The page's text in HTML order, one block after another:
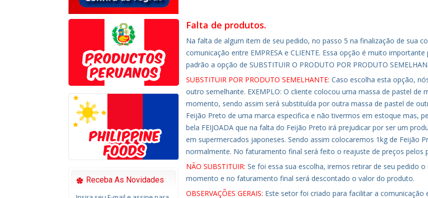
Receba As Novidades
Falta de produtos.
Na falta de algum item de seu pedido, no passo 5 na finalização de sua
comunicação entre EMPRESA e CLIENTE. Essa opção é muito
padrão a opção de SUBSTITUIR O PRODUTO POR PRODUTO
SUBSTITUIR POR PRODUTO SEMELHANTE: Caso escolha esta opção,
outro semelhante. EXEMPLO: O cliente colocou uma massa de pastel
momento, sendo assim será substituída por outra massa de pastel de
Feijão Preto de uma marca especifica e não tivermos em estoque mas,
bela FEIJOADA que na falta do Feijão Preto irá prejudicar por ser um
em supermercados japoneses. Sendo assim colocaremos 1kg de Feijão
normalmente. No faturamento final será feito o reajuste de preços pelos
NÃO SUBSTITUIR: Se foi essa sua escolha, iremos retirar de seu pedido
momento e no faturamento final será descontado o valor do produto.
OBSERVAÇÕES GERAIS: Este setor foi criado para facilitar a